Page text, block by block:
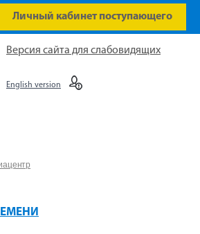
Личный кабинет поступающего
Версия сайта для слабовидящих
English version